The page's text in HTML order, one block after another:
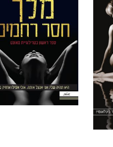
כן, שתי המילים האלה
מאונט. מלכה מתריסה הוא
הוא סקסי, מושחת, מהיר, לוהט,
פייג'ז
דורש את תשומת לבך, תופס אותך
מן הכלל של מייגן מארץ'! הסדרה